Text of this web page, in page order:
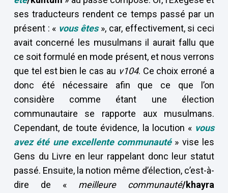
ses traducteurs rendent ce temps passé par un
présent : « vous êtes», car, effectivement, si ceci
avait concerné les musulmans il aurait fallu que
ce soit formulé en mode présent, et nous verrons
que tel est bien le cas au v104. Ce choix erroné a
donc été nécessaire afin que ce que l’on
considère comme étant une élection
communautaire se rapporte aux musulmans.
Cependant, de toute évidence, la locution « vous
avez été une excellente communauté» vise les
Gens du Livre en leur rappelant donc leur statut
passé. Ensuite, la notion même d’élection, c’est-à-
dire de « meilleure communauté/khayra